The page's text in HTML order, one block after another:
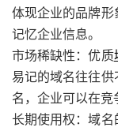
体现企业的品牌形
记忆企业信息。
市场稀缺性：优质
易记的域名往往
名，企业可以在竞
长期使用权：域